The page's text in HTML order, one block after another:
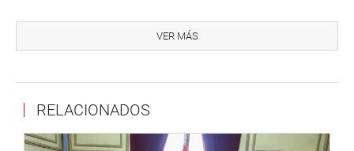
gravemente al sector transporte en el Perú, uno de los
más golpeados por la expansión del crimen organizado.
rutas, pone en riesgo la vida de los conductores y
VER MÁS
RELACIONADOS